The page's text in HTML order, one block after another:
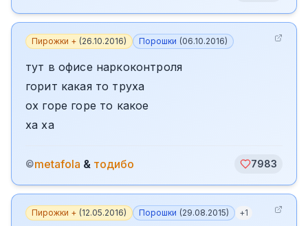
Пирожки + (26.10.2016) Порошки (06.10.2016)
тут в офисе наркоконтроля
горит какая то труха
ох горе горе то какое
ха ха
©metafola & тодибо 7983
Пирожки + (12.05.2016) Порошки (29.08.2015) +1